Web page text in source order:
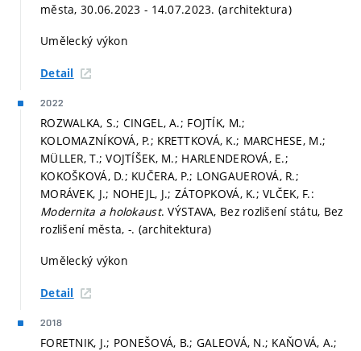
města, 30.06.2023 - 14.07.2023. (architektura)
Umělecký výkon
Detail
2022
ROZWALKA, S.; CINGEL, A.; FOJTÍK, M.;
KOLOMAZNÍKOVÁ, P.; KRETTKOVÁ, K.; MARCHESE, M.;
MÜLLER, T.; VOJTÍŠEK, M.; HARLENDEROVÁ, E.;
KOKOŠKOVÁ, D.; KUČERA, P.; LONGAUEROVÁ, R.;
MORÁVEK, J.; NOHEJL, J.; ZÁTOPKOVÁ, K.; VLČEK, F.:
Modernita a holokaust. VÝSTAVA, Bez rozlišení státu, Bez
rozlišení města, -. (architektura)
Umělecký výkon
Detail
2018
FORETNIK, J.; PONEŠOVÁ, B.; GALEOVÁ, N.; KAŇOVÁ, A.;